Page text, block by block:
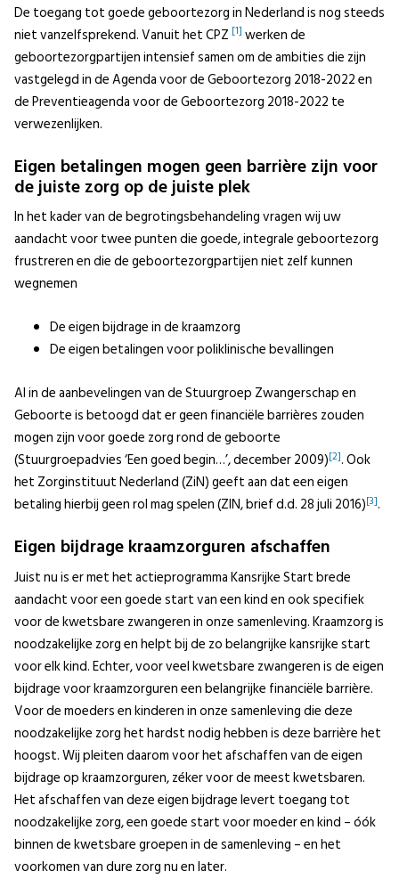
De toegang tot goede geboortezorg in Nederland is nog steeds
niet vanzelfsprekend. Vanuit het CPZ [1] werken de
geboortezorgpartijen intensief samen om de ambities die zijn
vastgelegd in de Agenda voor de Geboortezorg 2018-2022 en
de Preventieagenda voor de Geboortezorg 2018-2022 te
verwezenlijken.
Eigen betalingen mogen geen barrière zijn voor
de juiste zorg op de juiste plek
In het kader van de begrotingsbehandeling vragen wij uw
aandacht voor twee punten die goede, integrale geboortezorg
frustreren en die de geboortezorgpartijen niet zelf kunnen
wegnemen
De eigen bijdrage in de kraamzorg
De eigen betalingen voor poliklinische bevallingen
Al in de aanbevelingen van de Stuurgroep Zwangerschap en
Geboorte is betoogd dat er geen financiële barrières zouden
mogen zijn voor goede zorg rond de geboorte
(Stuurgroepadvies ‘Een goed begin…’, december 2009)[2]. Ook
het Zorginstituut Nederland (ZiN) geeft aan dat een eigen
betaling hierbij geen rol mag spelen (ZIN, brief d.d. 28 juli 2016)[3].
Eigen bijdrage kraamzorguren afschaffen
Juist nu is er met het actieprogramma Kansrijke Start brede
aandacht voor een goede start van een kind en ook specifiek
voor de kwetsbare zwangeren in onze samenleving. Kraamzorg is
noodzakelijke zorg en helpt bij de zo belangrijke kansrijke start
voor elk kind. Echter, voor veel kwetsbare zwangeren is de eigen
bijdrage voor kraamzorguren een belangrijke financiële barrière.
Voor de moeders en kinderen in onze samenleving die deze
noodzakelijke zorg het hardst nodig hebben is deze barrière het
hoogst. Wij pleiten daarom voor het afschaffen van de eigen
bijdrage op kraamzorguren, zéker voor de meest kwetsbaren.
Het afschaffen van deze eigen bijdrage levert toegang tot
noodzakelijke zorg, een goede start voor moeder en kind – óók
binnen de kwetsbare groepen in de samenleving – en het
voorkomen van dure zorg nu en later.